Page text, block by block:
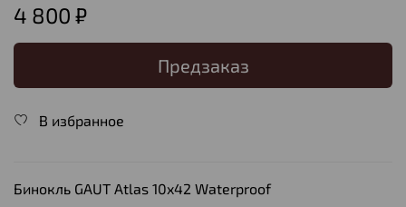
4 800 ₽
Предзаказ
В избранное
Бинокль GAUT Atlas 10x42 Waterproof